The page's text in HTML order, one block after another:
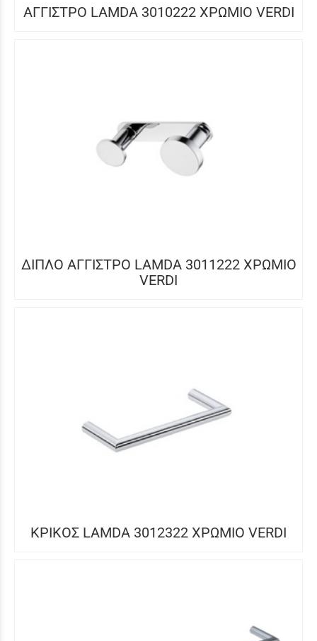
ΑΓΓΙΣΤΡΟ LAMDA 3010222 ΧΡΩΜΙΟ VERDI
ΔΙΠΛΟ ΑΓΓΙΣΤΡΟ LAMDA 3011222 ΧΡΩΜΙΟ
VERDI
ΚΡΙΚΟΣ LAMDA 3012322 ΧΡΩΜΙΟ VERDI